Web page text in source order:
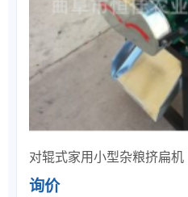
对辊式家用小型杂粮挤扁机
询价